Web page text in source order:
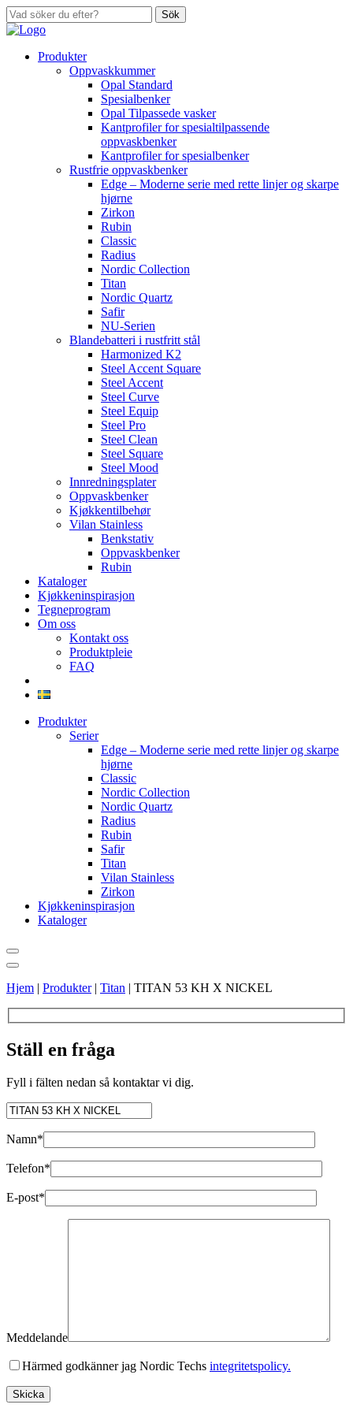
Sök
Produkter
Oppvaskkummer
Opal Standard
Spesialbenker
Opal Tilpassede vasker
Kantprofiler for spesialtilpassende
oppvaskbenker
Kantprofiler for spesialbenker
Rustfrie oppvaskbenker
Edge – Moderne serie med rette linjer og skarpe
hjørne
Zirkon
Rubin
Classic
Radius
Nordic Collection
Titan
Nordic Quartz
Safir
NU-Serien
Blandebatteri i rustfritt stål
Harmonized K2
Steel Accent Square
Steel Accent
Steel Curve
Steel Equip
Steel Pro
Steel Clean
Steel Square
Steel Mood
Innredningsplater
Oppvaskbenker
Kjøkkentilbehør
Vilan Stainless
Benkstativ
Oppvaskbenker
Rubin
Kataloger
Kjøkkeninspirasjon
Tegneprogram
Om oss
Kontakt oss
Produktpleie
FAQ
Produkter
Serier
Edge – Moderne serie med rette linjer og skarpe
hjørne
Classic
Nordic Collection
Nordic Quartz
Radius
Rubin
Safir
Titan
Vilan Stainless
Zirkon
Kjøkkeninspirasjon
Kataloger
Hjem | Produkter| Titan | TITAN 53 KH X NICKEL
Ställ en fråga
Fyll i fälten nedan så kontaktar vi dig.
Namn*
Telefon*
E-post*
Meddelande
Härmed godkänner jag Nordic Techs integritetspolicy.